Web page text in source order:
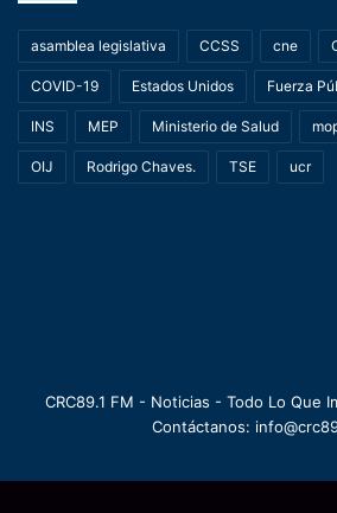
asamblea legislativa CCSS cne
COVID-19 Estados Unidos Fuerza
INS MEP Ministerio de Salud
OIJ Rodrigo Chaves. TSE ucr
CRC89.1 FM - Noticias - Todo Lo Que
Contáctanos: